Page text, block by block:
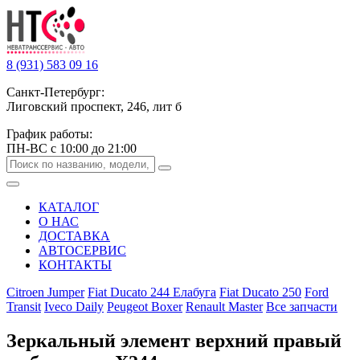
8 (931) 583 09 16
Санкт-Петербург:
Лиговский проспект, 246, лит б
График работы:
ПН-ВС с 10:00 до 21:00
КАТАЛОГ
О НАС
ДОСТАВКА
АВТОСЕРВИС
КОНТАКТЫ
Citroen Jumper Fiat Ducato 244 Елабуга Fiat Ducato 250 Ford
Transit Iveco Daily Peugeot Boxer Renault Master Все запчасти
Зеркальный элемент верхний правый